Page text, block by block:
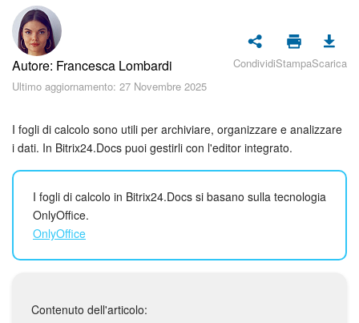
Piani e pagamento
Sicurezza in Bitrix24
CoPilot: IA in Bitrix24
Messenger
Collab
Calendario
Autore: Francesca Lombardi
Ultimo aggiornamento: 27 Novembre 2025
CondividiStampaScarica
I fogli di calcolo sono utili per archiviare, organizzare e analizzare
i dati. In Bitrix24.Docs puoi gestirli con l'editor integrato.
I fogli di calcolo in Bitrix24.Docs si basano sulla tecnologia
OnlyOffice.
OnlyOffice
Contenuto dell'articolo: